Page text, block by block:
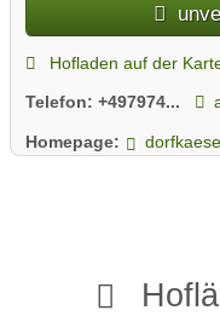
Hofladen auf der
Telefon: +497974...
Homepage: